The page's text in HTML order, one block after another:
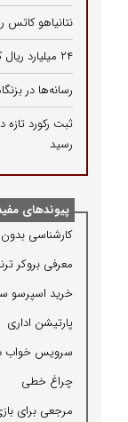
نتانیاهو
۲۴ میلیارد ریال کالای قاچاق در هرمزگان کشف شد
رسانه‌ها در
ثبت رکورد
رسید
پیوندهای
كارشناسی بدون
معرفی بروكر
خرید اسپرسو
پارتیشن اداری
سرویس خواب
چراغ خطی
مرجعی برای